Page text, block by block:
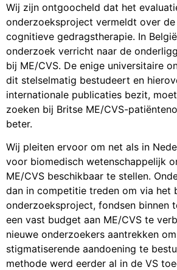
Wij zijn ontgoocheld dat het
onderzoeksproject vermeldt over
cognitieve gedragstherapie. In
onderzoek verricht naar de
bij ME/CVS. De enige universitaire
dit stelselmatig bestudeert en
internationale publicaties bezit,
zoeken bij Britse ME/CVS-
beter.
Wij pleiten ervoor om net als in
voor biomedisch wetenschappelijk
ME/CVS beschikbaar te stellen.
dan in competitie treden om via het
onderzoeksproject, fondsen binnen
een vast budget aan ME/CVS te
nieuwe onderzoekers aantrekken
stigmatiserende aandoening te
methode werd eerder al in de VS